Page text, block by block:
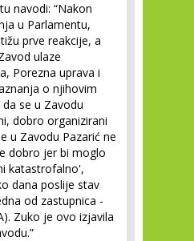
navodi: “Nakon
u Parlamentu,
prve reakcije, a
ulaze
Porezna uprava i
o njihovim
se u Zavodu
dobro organizirani
u Zavodu Pazarić ne
dobro jer bi moglo
katastrofalno',
dana poslije stav
od zastupnica -
Zuko je ovo izjavila